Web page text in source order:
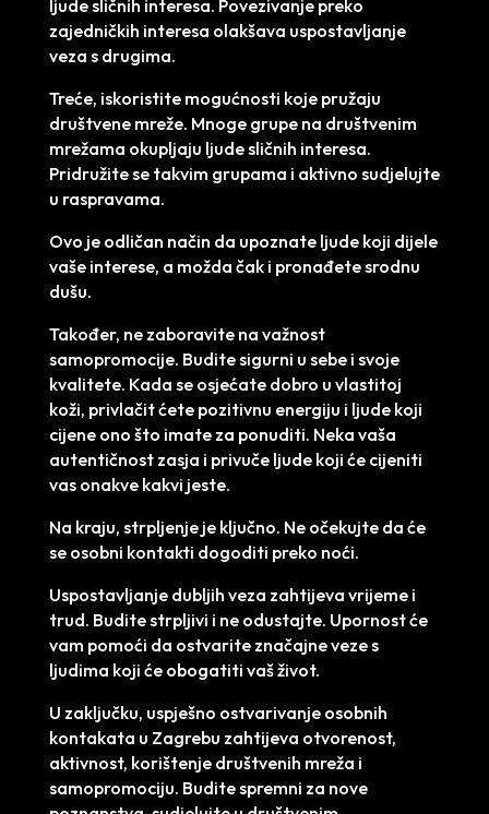
ljude sličnih interesa. Povezivanje preko
zajedničkih interesa olakšava uspostavljanje
veza s drugima.
Treće, iskoristite mogućnosti koje pružaju
društvene mreže. Mnoge grupe na društvenim
mrežama okupljaju ljude sličnih interesa.
Pridružite se takvim grupama i aktivno sudjelujte
u raspravama.
Ovo je odličan način da upoznate ljude koji dijele
vaše interese, a možda čak i pronađete srodnu
dušu.
Također, ne zaboravite na važnost
samopromocije. Budite sigurni u sebe i svoje
kvalitete. Kada se osjećate dobro u vlastitoj
koži, privlačit ćete pozitivnu energiju i ljude koji
cijene ono što imate za ponuditi. Neka vaša
autentičnost zasja i privuče ljude koji će cijeniti
vas onakve kakvi jeste.
Na kraju, strpljenje je ključno. Ne očekujte da će
se osobni kontakti dogoditi preko noći.
Uspostavljanje dubljih veza zahtijeva vrijeme i
trud. Budite strpljivi i ne odustajte. Upornost će
vam pomoći da ostvarite značajne veze s
ljudima koji će obogatiti vaš život.
U zaključku, uspješno ostvarivanje osobnih
kontakata u Zagrebu zahtijeva otvorenost,
aktivnost, korištenje društvenih mreža i
samopromociju. Budite spremni za nove